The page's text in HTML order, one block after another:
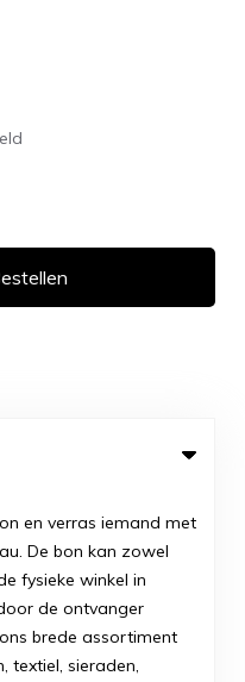
en verras iemand met
De bon kan zowel
fysieke winkel in
de ontvanger
brede assortiment
textiel, sieraden,